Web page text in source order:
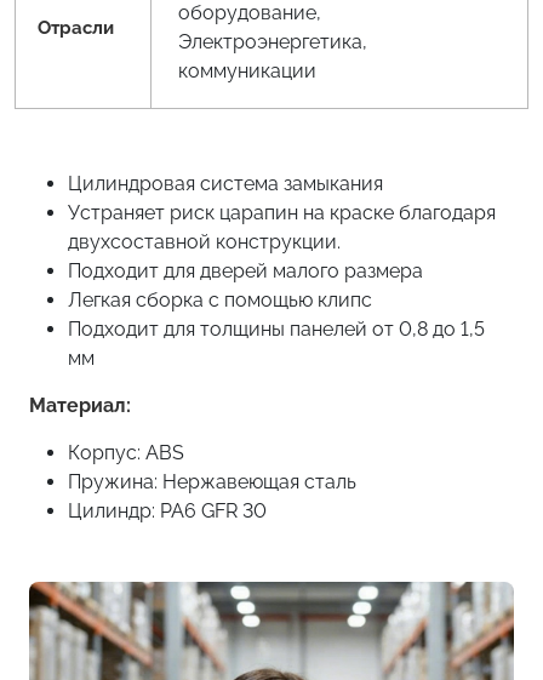
Отрасли
оборудование,
Электроэнергетика,
коммуникации
Цилиндровая система замыкания
Устраняет риск царапин на краске благодаря
двухсоставной конструкции.
Подходит для дверей малого размера
Легкая сборка с помощью клипс
Подходит для толщины панелей от 0,8 до 1,5
мм
Материал:
Корпус: ABS
Пружина: Нержавеющая сталь
Цилиндр: PA6 GFR 30